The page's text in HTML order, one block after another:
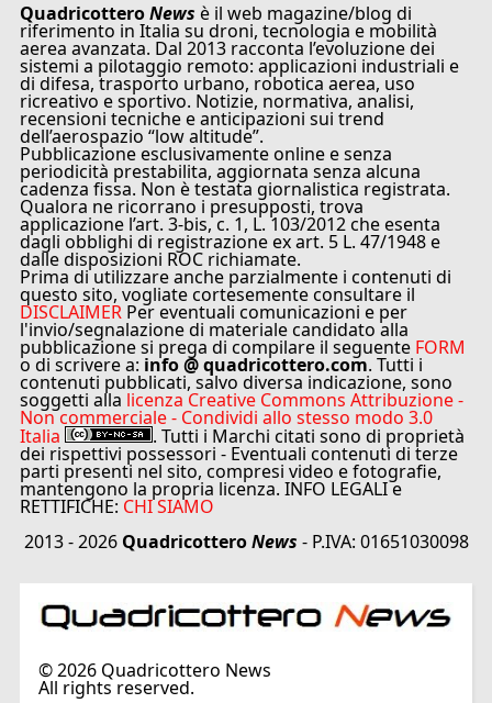
QuadricotteroNews è il web magazine/blog di
riferimento in Italia su droni, tecnologia e mobilità
aerea avanzata. Dal 2013 racconta l’evoluzione dei
sistemi a pilotaggio remoto: applicazioni industriali e
di difesa, trasporto urbano, robotica aerea, uso
ricreativo e sportivo. Notizie, normativa, analisi,
recensioni tecniche e anticipazioni sui trend
dell’aerospazio “low altitude”.
Pubblicazione esclusivamente online e senza
periodicità prestabilita, aggiornata senza alcuna
cadenza fissa. Non è testata giornalistica registrata.
Qualora ne ricorrano i presupposti, trova
applicazione l’art. 3-bis, c. 1, L. 103/2012 che esenta
dagli obblighi di registrazione ex art. 5 L. 47/1948 e
dalle disposizioni ROC richiamate.
Prima di utilizzare anche parzialmente i contenuti di
questo sito, vogliate cortesemente consultare il
DISCLAIMER Per eventuali comunicazioni e per
l'invio/segnalazione di materiale candidato alla
pubblicazione si prega di compilare il seguente FORM
o di scrivere a: info @ quadricottero.com. Tutti i
contenuti pubblicati, salvo diversa indicazione, sono
soggetti alla licenza Creative Commons Attribuzione -
Non commerciale - Condividi allo stesso modo 3.0
Italia . Tutti i Marchi citati sono di proprietà
dei rispettivi possessori - Eventuali contenuti di terze
parti presenti nel sito, compresi video e fotografie,
mantengono la propria licenza. INFO LEGALI e
RETTIFICHE: CHI SIAMO
2013 - 2026 QuadricotteroNews - P.IVA: 01651030098
©2026Quadricottero News
All rights reserved.